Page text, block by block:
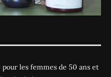
pour les femmes de 50 ans et